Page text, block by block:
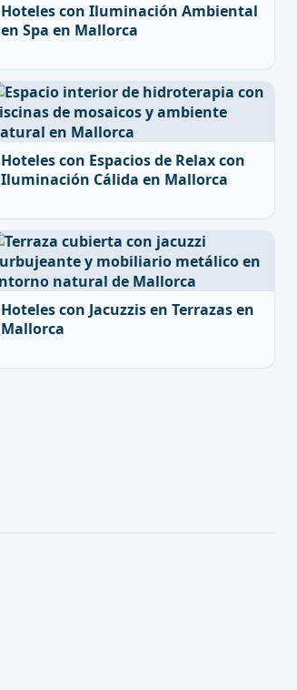
Hoteles con Iluminación Ambiental
en Spa en Mallorca
Hoteles con Espacios de Relax con
Iluminación Cálida en Mallorca
Hoteles con Jacuzzis en Terrazas en
Mallorca